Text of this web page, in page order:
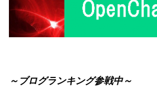
～ブログランキング参戦中～